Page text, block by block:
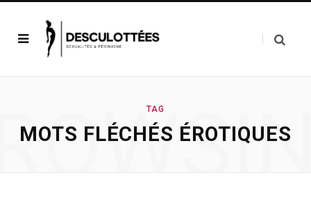
TAG
MOTS FLÉCHÉS ÉROTIQUES